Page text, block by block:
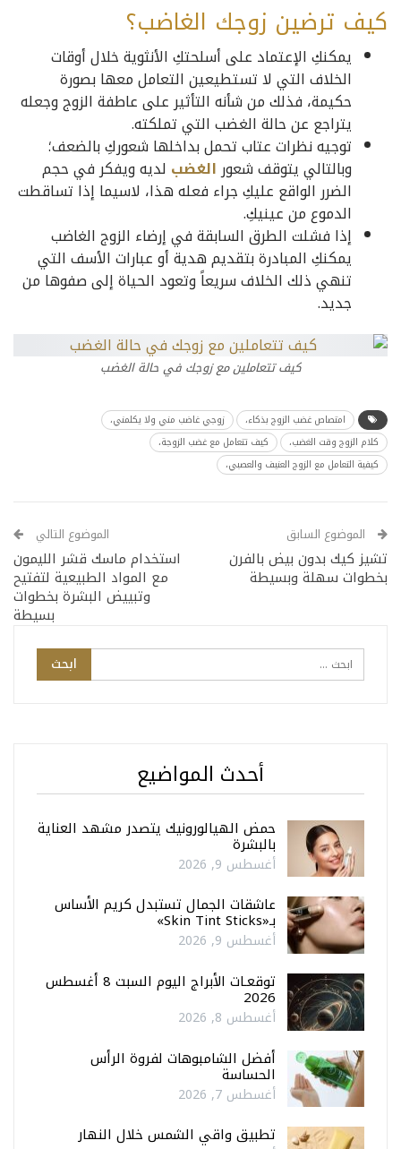
كيف ترضين زوجك الغاضب؟
يمكنكِ الإعتماد على أسلحتكِ الأنثوية خلال أوقات
الخلاف التي لا تستطيعين التعامل معها بصورة
حكيمة، فذلك من شأنه التأثير على عاطفة الزوج وجعله
يتراجع عن حالة الغضب التي تملكته.
توجيه نظرات عتاب تحمل بداخلها شعوركِ بالضعف؛
وبالتالي يتوقف شعورالغضب لديه ويفكر في حجم
الضرر الواقع عليكِ جراء فعله هذا، لاسيما إذا تساقطت
الدموع من عينيكِ.
إذا فشلت الطرق السابقة في إرضاء الزوج الغاضب
يمكنكِ المبادرة بتقديم هدية أو عبارات الأسف التي
تنهي ذلك الخلاف سريعاً وتعود الحياة إلى صفوها من
جديد.
كيف تتعاملين مع زوجك في حالة الغضب
امتصاص غضب الزوج بذكاء،
زوجي غاضب مني ولا يكلمني،
كلام الزوج وقت الغضب،
كيف تتعامل مع غضب الزوجة،
كيفية التعامل مع الزوج العنيف والعصبي،
الموضوع السابق
تشيز كيك بدون بيض بالفرن
بخطوات سهلة وبسيطة
الموضوع التالي
استخدام ماسك قشر الليمون
مع المواد الطبيعية لتفتيح
وتبييض البشرة بخطوات
بسيطة
أحدث المواضيع
حمض الهيالورونيك يتصدر مشهد العناية
بالبشرة
أغسطس 9, 2026
عاشقات الجمال تستبدل كريم الأساس
بـ«Skin Tint Sticks»
أغسطس 9, 2026
توقعـات الأبراج اليوم السبت 8 أغسطس
2026
أغسطس 8, 2026
أفضل الشامبوهات لفروة الرأس
الحساسة
أغسطس 7, 2026
تطبيق واقي الشمس خلال النهار